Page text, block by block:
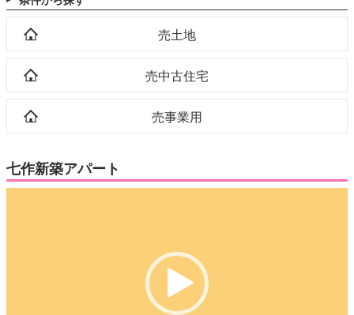
売土地
売中古住宅
売事業用
七作新築アパート